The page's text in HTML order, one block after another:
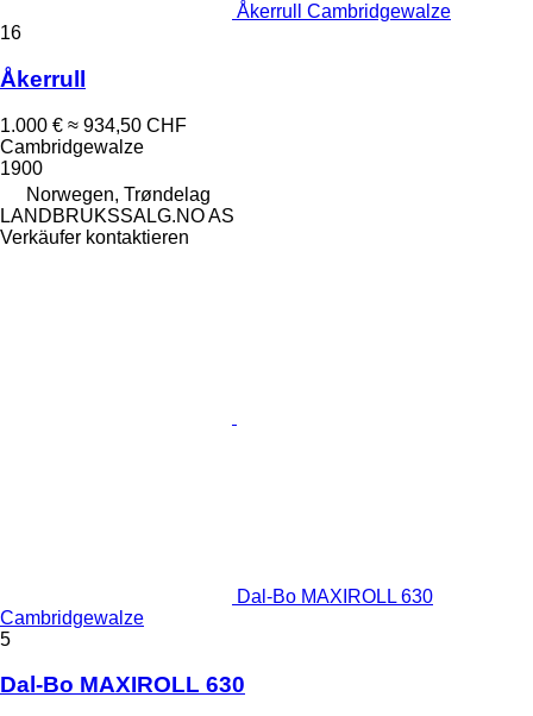
Åkerrull Cambridgewalze
16
Åkerrull
1.000 € ≈ 934,50 CHF
Cambridgewalze
1900
Norwegen, Trøndelag
LANDBRUKSSALG.NO AS
Verkäufer kontaktieren
Dal-Bo MAXIROLL 630
Cambridgewalze
5
Dal-Bo MAXIROLL 630